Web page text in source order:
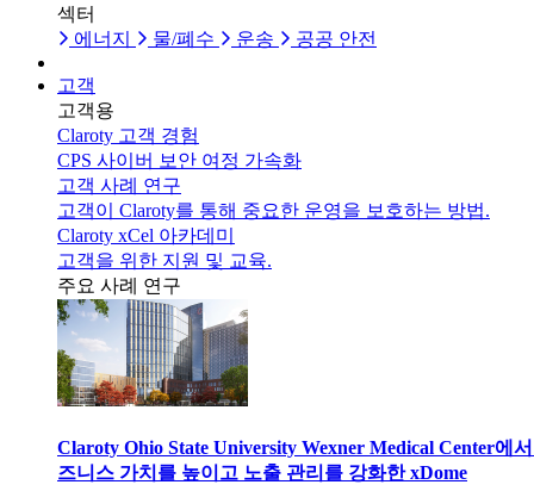
섹터
에너지
물/폐수 운송 공공 안전
고객
고객용
Claroty 고객 경험
CPS 사이버 보안 여정 가속화
고객 사례 연구
고객이 Claroty를 통해 중요한 운영을 보호하는 방법.
Claroty xCel 아카데미
고객을 위한 지원 및 교육.
주요 사례 연구
Claroty Ohio State University Wexner Medical Center에
즈니스 가치를 높이고 노출 관리를 강화한 xDome